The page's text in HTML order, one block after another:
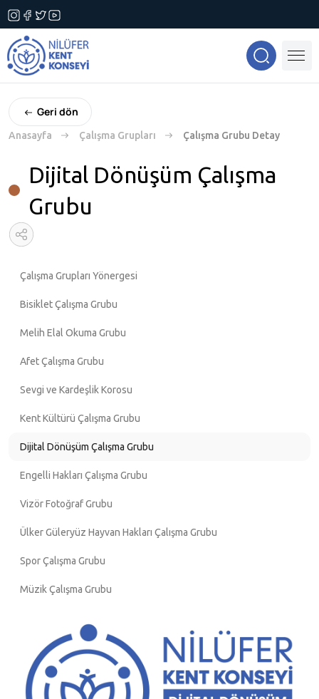
Geri dön
Anasayfa Çalışma Grupları Çalışma Grubu Detay
Dijital Dönüşüm Çalışma
Grubu
Çalışma Grupları Yönergesi
Bisiklet Çalışma Grubu
Melih Elal Okuma Grubu
Afet Çalışma Grubu
Sevgi ve Kardeşlik Korosu
Kent Kültürü Çalışma Grubu
Dijital Dönüşüm Çalışma Grubu
Engelli Hakları Çalışma Grubu
Vizör Fotoğraf Grubu
Ülker Güleryüz Hayvan Hakları Çalışma Grubu
Spor Çalışma Grubu
Müzik Çalışma Grubu